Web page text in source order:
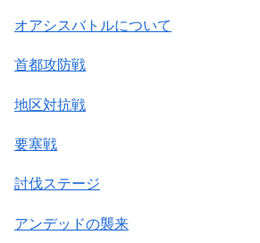
オアシスバトルについて
首都攻防戦
地区対抗戦
要塞戦
討伐ステージ
アンデッドの襲来